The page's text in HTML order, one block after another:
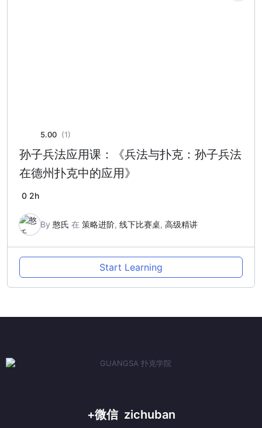
5.00 (1)
孙子兵法应用课：《兵法与扑克：孙子兵法
在德州扑克中的应用》
0 2h
By 憨氏 在 策略进阶, 线下比赛桌, 高级精讲
Start Learning
+微信 zichuban